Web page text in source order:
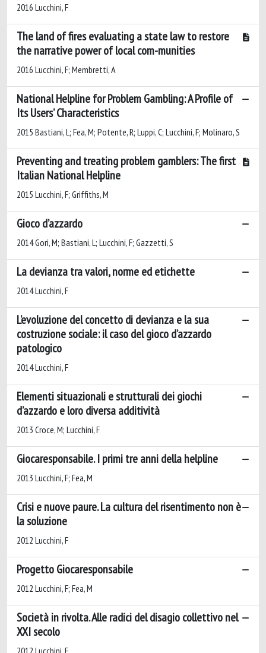
2016 Lucchini, F
The land of fires evaluating a state law to restore
the narrative power of local com-munities
2016 Lucchini, F; Membretti, A
National Helpline for Problem Gambling: A Profile of
Its Users’ Characteristics
2015 Bastiani, L; Fea, M; Potente, R; Luppi, C; Lucchini, F; Molinaro, S
Preventing and treating problem gamblers: The first
Italian National Helpline
2015 Lucchini, F; Griffiths, M
Gioco d’azzardo
2014 Gori, M; Bastiani, L; Lucchini, F; Gazzetti, S
La devianza tra valori, norme ed etichette
2014 Lucchini, F
L’evoluzione del concetto di devianza e la sua
costruzione sociale: il caso del gioco d’azzardo
patologico
2014 Lucchini, F
Elementi situazionali e strutturali dei giochi
d’azzardo e loro diversa additività
2013 Croce, M; Lucchini, F
Giocaresponsabile. I primi tre anni della helpline
2013 Lucchini, F; Fea, M
Crisi e nuove paure. La cultura del risentimento non è
la soluzione
2012 Lucchini, F
Progetto Giocaresponsabile
2012 Lucchini, F; Fea, M
Società in rivolta. Alle radici del disagio collettivo nel
XXI secolo
2012 Lucchini, F